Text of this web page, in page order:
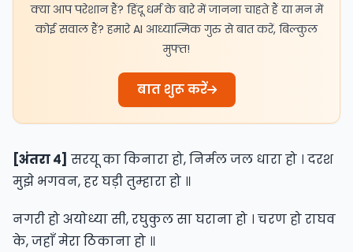
क्या आप परेशान हैं? हिंदू धर्म के बारे में जानना चाहते हैं या मन में
कोई सवाल हैं? हमारे AI आध्यात्मिक गुरु से बात करें, बिल्कुल
मुफ्त!
बात शुरू करें
[अंतरा ४] सरयू का किनारा हो, निर्मल जल धारा हो । दरश
मुझे भगवन, हर घड़ी तुम्हारा हो ॥
नगरी हो अयोध्या सी, रघुकुल सा घराना हो । चरण हो राघव
के, जहाँ मेरा ठिकाना हो ॥